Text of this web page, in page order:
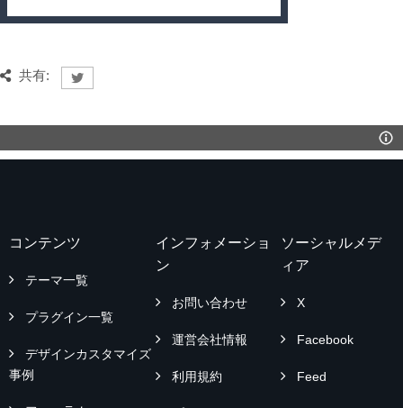
共有:
コンテンツ
テーマ一覧
プラグイン一覧
デザインカスタマイズ
事例
インフォメーショ
ン
お問い合わせ
運営会社情報
利用規約
ソーシャルメデ
ィア
X
Facebook
Feed